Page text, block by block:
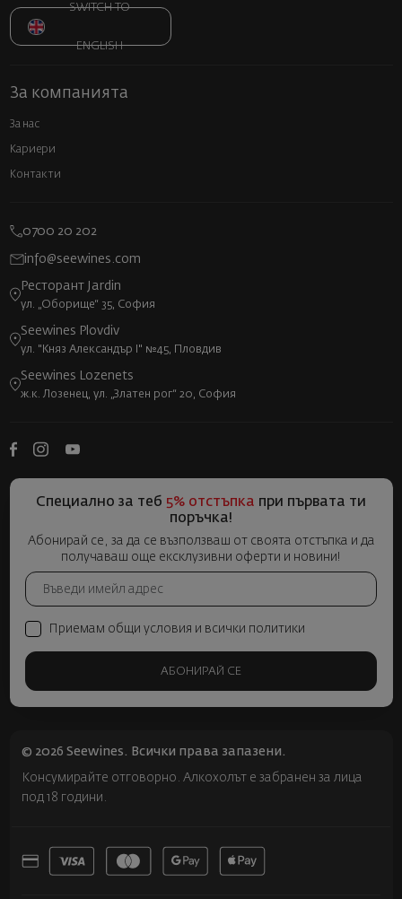
SWITCH TO
ENGLISH
За компанията
За нас
Кариери
Контакти
0700 20 202
info@seewines.com
Ресторант Jardin
ул. „Оборище“ 35, София
Seewines Plovdiv
ул. "Княз Александър I" №45, Пловдив
Seewines Lozenets
ж.к. Лозенец, ул. „Златен рог“ 20, София
Специално за теб 5% отстъпка при първата ти
поръчка!
Абонирай се, за да се възползваш от своята отстъпка и да
получаваш още ексклузивни оферти и новини!
Приемам общи условия и всички политики
АБОНИРАЙ СЕ
© 2026 Seewines. Всички права запазени.
Консумирайте отговорно. Алкохолът е забранен за лица
под 18 години.